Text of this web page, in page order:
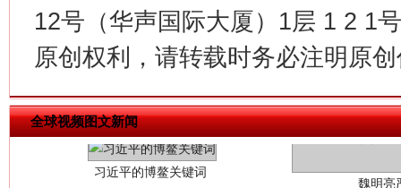
12号（华声国际大厦）1层 1 2 1
原创权利，请转载时务必注明原
全球视频图文新闻
习近平的博鳌关键词